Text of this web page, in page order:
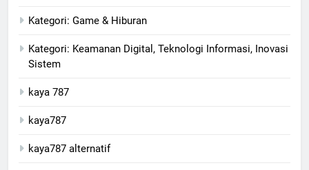
Kategori: Game & Hiburan
Kategori: Keamanan Digital, Teknologi Informasi, Inovasi
Sistem
kaya 787
kaya787
kaya787 alternatif